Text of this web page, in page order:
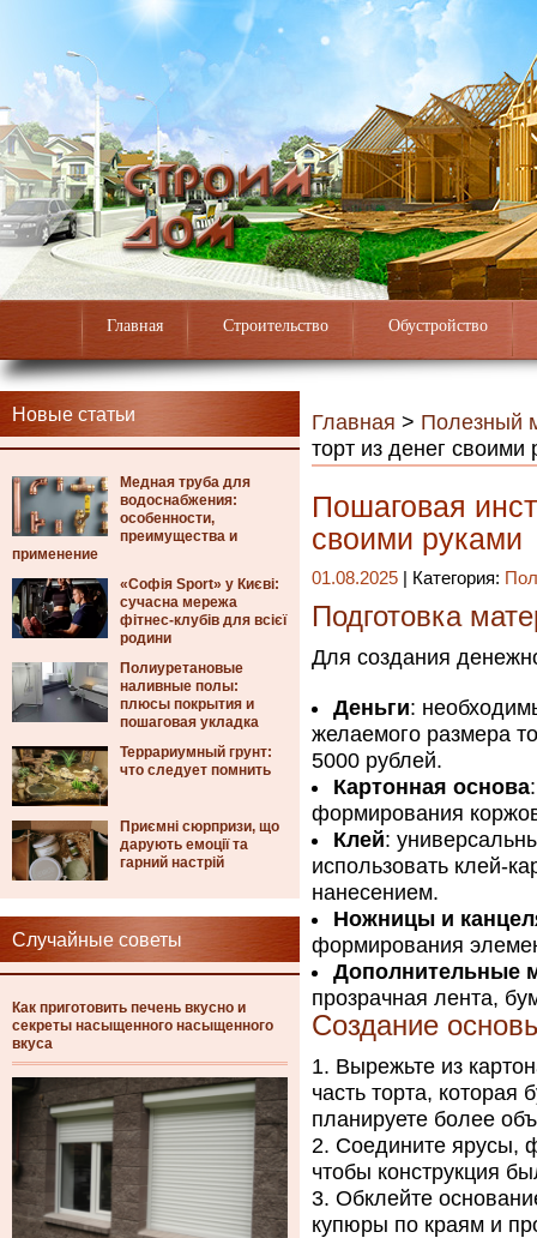
Главная Строительство Обустройство
Новые статьи
Медная труба для
водоснабжения:
особенности,
преимущества и
применение
«Софія Sport» у Києві:
сучасна мережа
фітнес-клубів для всієї
родини
Полиуретановые
наливные полы:
плюсы покрытия и
пошаговая укладка
Террариумный грунт:
что следует помнить
Приємні сюрпризи, що
дарують емоції та
гарний настрій
Случайные советы
Как приготовить печень вкусно и
секреты насыщенного насыщенного
вкуса
Главная > Полезный
торт из денег своими
Пошаговая
своими руками
01.08.2025 | Категория:
Подготовка
Для создания
Деньги:
желаемого размера
5000 рублей.
Картонная основа
формирования
Клей:
использовать клей-
нанесением.
Ножницы и
формирования
Дополнительные
прозрачная лента,
Создание
Вырежьте из
часть торта, которая
планируете более
Соедините ярусы,
чтобы конструкция
Обклейте
купюры по краям и